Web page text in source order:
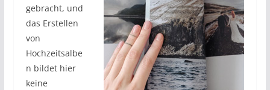
gebracht, und
das Erstellen
von
Hochzeitsalbe
n bildet hier
keine